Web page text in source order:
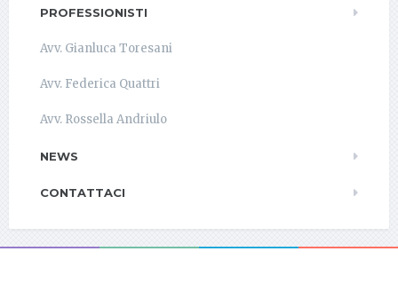
PROFESSIONISTI
Avv. Gianluca Toresani
Avv. Federica Quattri
Avv. Rossella Andriulo
NEWS
CONTATTACI